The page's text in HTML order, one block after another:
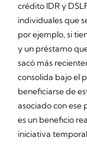
crédito IDR y
individuales que
por ejemplo, si
y un préstamo
sacó más
consolida bajo el
beneficiarse de
asociado con ese
es un beneficio
iniciativa